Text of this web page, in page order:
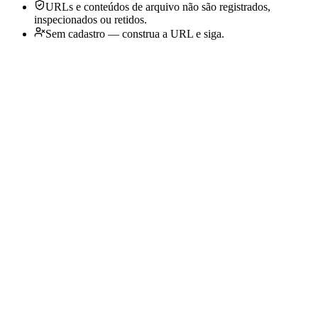
URLs e conteúdos de arquivo não são registrados,
inspecionados ou retidos.
Sem cadastro — construa a URL e siga.